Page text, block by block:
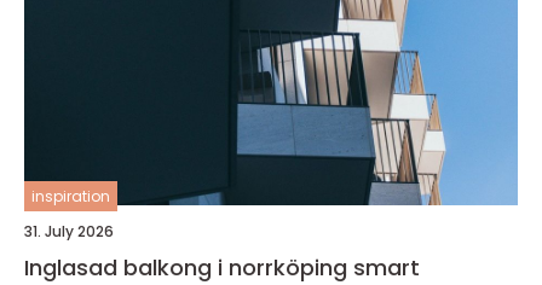
inspiration
31. July 2026
Inglasad balkong i norrköping smart